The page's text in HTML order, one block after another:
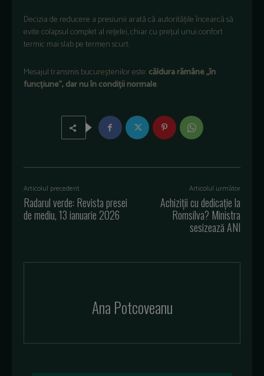
Decizia de reducere a presiunii arată că autoritățile încearcă să
evite colapsul complet al rețelei, chiar cu prețul unui confort
termic mai slab pe termen scurt.
Mesajul transmis bucureștenilor este:căldura rămâne „în
funcțiune”, dar nu în condiții normale.
Articolul precedent
Radarul verde: Revista presei
de mediu, 13 ianuarie 2026
Articolul următor
Achiziții cu dedicație la
Romsilva? Ministra
sesizează ANI
Ana Potcoveanu